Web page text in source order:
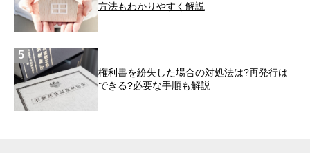
方法もわかりやすく解説
権利書を紛失した場合の対処法は?再発行は
できる?必要な手順も解説